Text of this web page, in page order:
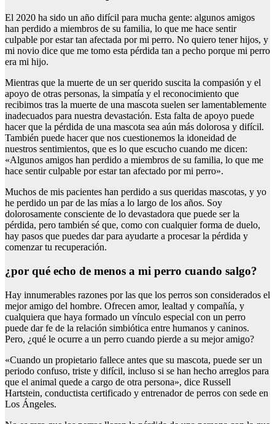
El 2020 ha sido un año difícil para mucha gente: algunos amigos
han perdido a miembros de su familia, lo que me hace sentir
culpable por estar tan afectada por mi perro. No quiero tener hijos, y
mi novio dice que me tomo esta pérdida tan a pecho porque mi perro
era mi hijo.
Mientras que la muerte de un ser querido suscita la compasión y el
apoyo de otras personas, la simpatía y el reconocimiento que
recibimos tras la muerte de una mascota suelen ser lamentablemente
inadecuados para nuestra devastación. Esta falta de apoyo puede
hacer que la pérdida de una mascota sea aún más dolorosa y difícil.
También puede hacer que nos cuestionemos la idoneidad de
nuestros sentimientos, que es lo que escucho cuando me dicen:
«Algunos amigos han perdido a miembros de su familia, lo que me
hace sentir culpable por estar tan afectado por mi perro».
Muchos de mis pacientes han perdido a sus queridas mascotas, y yo
he perdido un par de las mías a lo largo de los años. Soy
dolorosamente consciente de lo devastadora que puede ser la
pérdida, pero también sé que, como con cualquier forma de duelo,
hay pasos que puedes dar para ayudarte a procesar la pérdida y
comenzar tu recuperación.
¿por qué echo de menos a mi perro cuando salgo?
Hay innumerables razones por las que los perros son considerados el
mejor amigo del hombre. Ofrecen amor, lealtad y compañía, y
cualquiera que haya formado un vínculo especial con un perro
puede dar fe de la relación simbiótica entre humanos y caninos.
Pero, ¿qué le ocurre a un perro cuando pierde a su mejor amigo?
«Cuando un propietario fallece antes que su mascota, puede ser un
periodo confuso, triste y difícil, incluso si se han hecho arreglos para
que el animal quede a cargo de otra persona», dice Russell
Hartstein, conductista certificado y entrenador de perros con sede en
Los Ángeles.